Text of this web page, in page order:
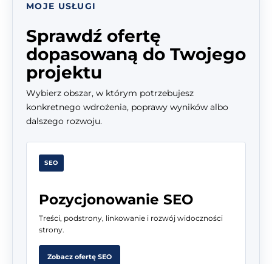
MOJE USŁUGI
Sprawdź ofertę
dopasowaną do Twojego
projektu
Wybierz obszar, w którym potrzebujesz
konkretnego wdrożenia, poprawy wyników albo
dalszego rozwoju.
SEO
Pozycjonowanie SEO
Treści, podstrony, linkowanie i rozwój widoczności
strony.
Zobacz ofertę SEO